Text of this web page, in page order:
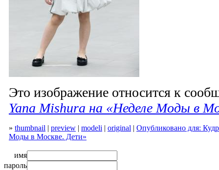
Это изображение относится к
Yana Mishura на «Неделе Моды в
» thumbnail | preview | modeli | original | Опубликовано для:
Моды в Москве. Дети»
имя
пароль